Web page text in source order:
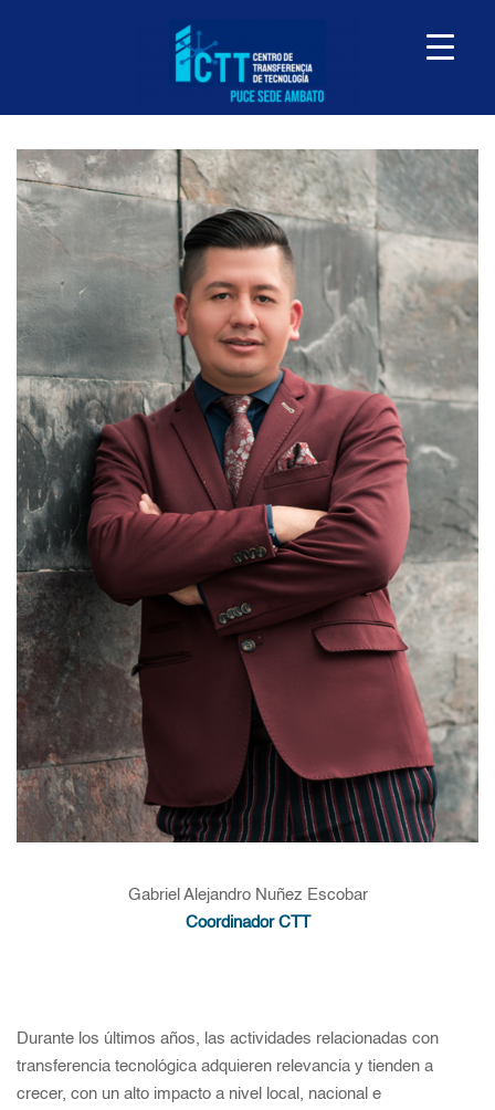
Gabriel Alejandro Nuñez Escobar
Coordinador CTT
Durante los últimos años, las actividades relacionadas con
transferencia tecnológica adquieren relevancia y tienden a
crecer, con un alto impacto a nivel local, nacional e